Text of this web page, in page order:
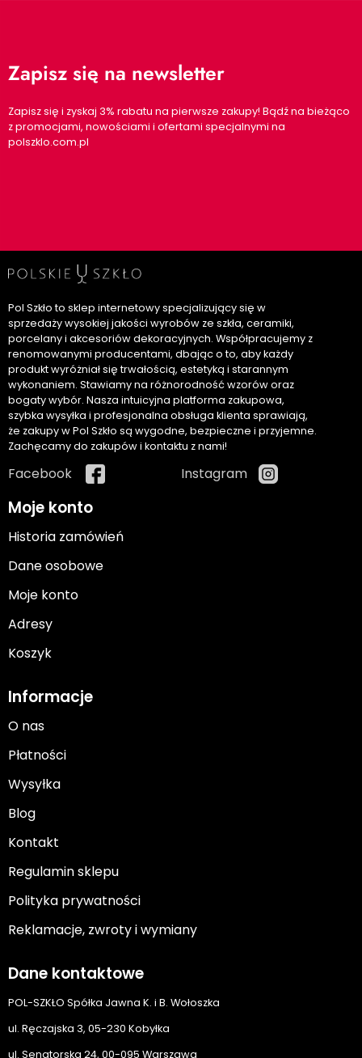
Zapisz się na newsletter
Zapisz się i zyskaj 3% rabatu na pierwsze zakupy! Bądź na bieżąco
z promocjami, nowościami i ofertami specjalnymi na
polszklo.com.pl
Pol Szkło to sklep internetowy specjalizujący się w
sprzedaży wysokiej jakości wyrobów ze szkła, ceramiki,
porcelany i akcesoriów dekoracyjnych. Współpracujemy z
renomowanymi producentami, dbając o to, aby każdy
produkt wyróżniał się trwałością, estetyką i starannym
wykonaniem. Stawiamy na różnorodność wzorów oraz
bogaty wybór. Nasza intuicyjna platforma zakupowa,
szybka wysyłka i profesjonalna obsługa klienta sprawiają,
że zakupy w Pol Szkło są wygodne, bezpieczne i przyjemne.
Zachęcamy do zakupów i kontaktu z nami!
Facebook Instagram
Moje konto
Historia zamówień
Dane osobowe
Moje konto
Adresy
Koszyk
Informacje
O nas
Płatności
Wysyłka
Blog
Kontakt
Regulamin sklepu
Polityka prywatności
Reklamacje, zwroty i wymiany
Dane kontaktowe
POL-SZKŁO Spółka Jawna K. i B. Wołoszka
ul. Ręczajska 3, 05-230 Kobyłka
ul. Senatorska 24, 00-095 Warszawa